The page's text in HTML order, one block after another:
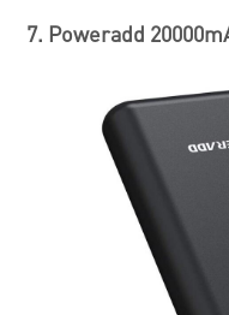
7. Poweradd